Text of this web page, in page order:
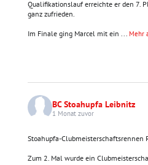
Qualifikationslauf erreichte er den 7.
ganz zufrieden.
Im Finale ging Marcel mit ein Mehr
BC Stoahupfa Leibnitz
1 Monat zuvor
Stoahupfa-Clubmeisterschaftsrennen
Zum 2. Mal wurde ein